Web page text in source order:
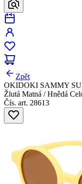
Zpět
OKIDOKI SAMMY
Žlutá Matná / Hnědá
Čís. art. 28613